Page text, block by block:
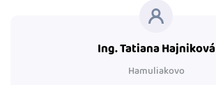
Ing. Tatiana Hajniková
Hamuliakovo